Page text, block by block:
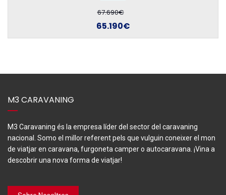
59.090€
56.590€
M3 CARAVANING
M3 Caravaning és la empresa líder del sector del caravaning
nacional. Somo el millor referent pels que vulguin coneixer el mon
de viatjar en caravana, furgoneta camper o autocaravana. ¡Vina a
descobrir una nova forma de viatjar!